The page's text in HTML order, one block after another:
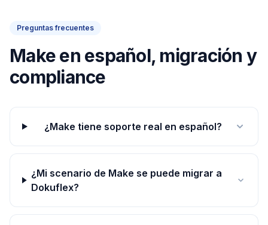
Preguntas frecuentes
Make en español, migración y
compliance
¿Make tiene soporte real en español?
¿Mi scenario de Make se puede migrar a
Dokuflex?